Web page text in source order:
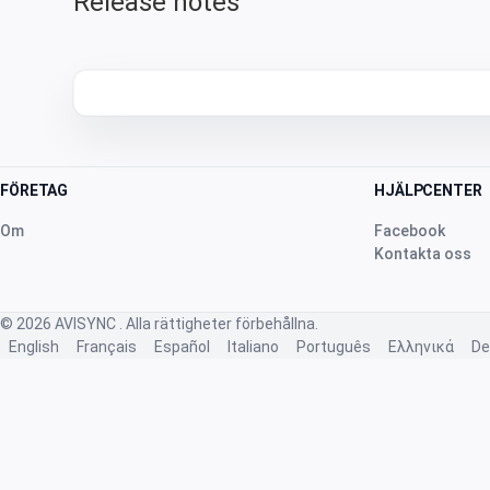
FÖRETAG
Om
HJÄLPCENTER
Facebook
Kontakta oss
© 2026 AVISYNC . Alla rättigheter förbehållna.
English
Français Español Italiano Português Ελληνικά